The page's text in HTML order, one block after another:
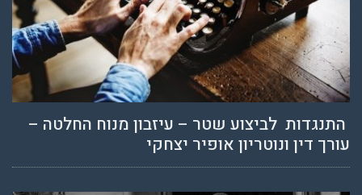
התנגדות לביצוע שטר – עיזבון מנוח החלטה –
עורך דין ונוטריון אופיר יצחקי